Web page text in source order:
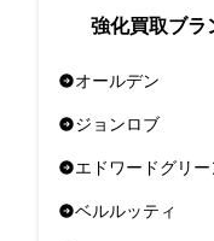
強化買取ブラ
オールデン
ジョンロブ
エドワードグリー
ベルルッティ